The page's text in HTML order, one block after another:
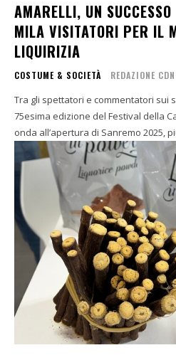
AMARELLI, UN
MILA VISITATORI PER IL
LIQUIRIZIA
COSTUME & SOCIETÀ REDAZIONE CDN
Tra gli spettatori e commentatori sui
75esima edizione del Festival della
onda all’apertura di Sanremo 2025,